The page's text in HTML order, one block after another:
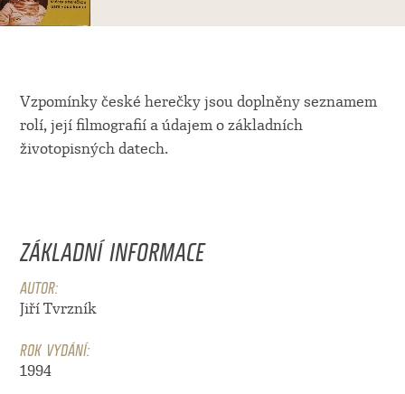
Vzpomínky české herečky jsou doplněny seznamem
rolí, její filmografií a údajem o základních
životopisných datech.
ZÁKLADNÍ INFORMACE
AUTOR:
Jiří Tvrzník
ROK VYDÁNÍ:
1994